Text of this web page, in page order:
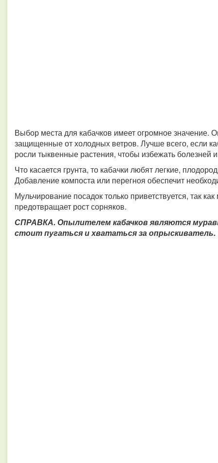
Выбор места для кабачков имеет огромное значение.
защищенные от холодных ветров. Лучше всего, если
росли тыквенные растения, чтобы избежать болезней
Что касается грунта, то кабачки любят легкие,
Добавление компоста или перегноя обеспечит
Мульчирование посадок только приветствуется, так
предотвращает рост сорняков.
СПРАВКА. Опылителем кабачков являются
стоит пугаться и хвататься за опрыскиватель.